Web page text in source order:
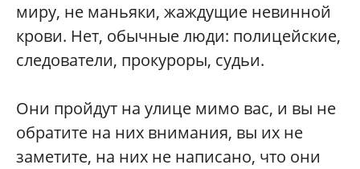
миру, не маньяки, жаждущие невинной
крови. Нет, обычные люди: полицейские,
следователи, прокуроры, судьи.
Они пройдут на улице мимо вас, и вы не
обратите на них внимания, вы их не
заметите, на них не написано, что они